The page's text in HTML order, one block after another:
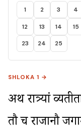
1 2 3 4
12 13 14 15
23 24 25
SHLOKA 1 →
अथ रात्र्यां
तौ च राजानौ